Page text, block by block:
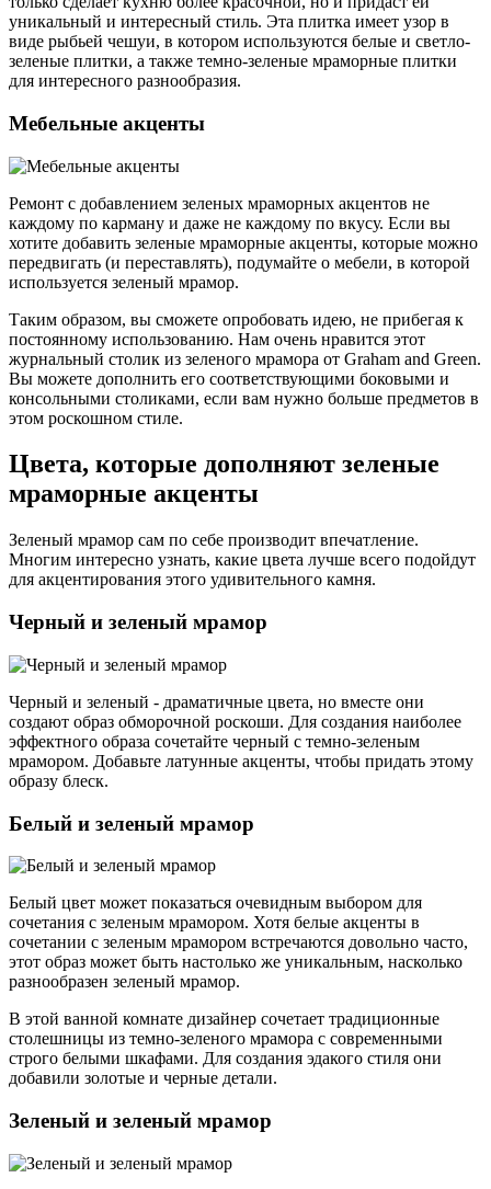
уникальный и интересный стиль. Эта плитка имеет узор в
виде рыбьей чешуи, в котором используются белые и светло-
зеленые плитки, а также темно-зеленые мраморные плитки
для интересного разнообразия.
Мебельные акценты
Ремонт с добавлением зеленых мраморных акцентов не
каждому по карману и даже не каждому по вкусу. Если вы
хотите добавить зеленые мраморные акценты, которые можно
передвигать (и переставлять), подумайте о мебели, в которой
используется зеленый мрамор.
Таким образом, вы сможете опробовать идею, не прибегая к
постоянному использованию. Нам очень нравится этот
журнальный столик из зеленого мрамора от Graham and Green.
Вы можете дополнить его соответствующими боковыми и
консольными столиками, если вам нужно больше предметов в
этом роскошном стиле.
Цвета, которые дополняют зеленые
мраморные акценты
Зеленый мрамор сам по себе производит впечатление.
Многим интересно узнать, какие цвета лучше всего подойдут
для акцентирования этого удивительного камня.
Черный и зеленый мрамор
Черный и зеленый - драматичные цвета, но вместе они
создают образ обморочной роскоши. Для создания наиболее
эффектного образа сочетайте черный с темно-зеленым
мрамором. Добавьте латунные акценты, чтобы придать этому
образу блеск.
Белый и зеленый мрамор
Белый цвет может показаться очевидным выбором для
сочетания с зеленым мрамором. Хотя белые акценты в
сочетании с зеленым мрамором встречаются довольно часто,
этот образ может быть настолько же уникальным, насколько
разнообразен зеленый мрамор.
В этой ванной комнате дизайнер сочетает традиционные
столешницы из темно-зеленого мрамора с современными
строго белыми шкафами. Для создания эдакого стиля они
добавили золотые и черные детали.
Зеленый и зеленый мрамор